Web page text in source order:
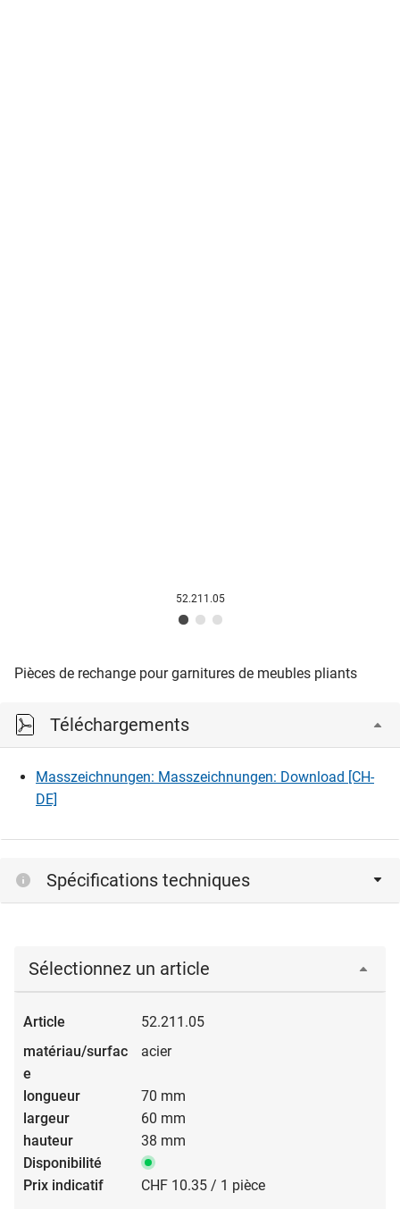
52.211.05
Pièces de rechange pour garnitures de meubles pliants
Téléchargements
Masszeichnungen: Masszeichnungen: Download [CH-
DE]
Spécifications techniques
Sélectionnez un article
52.211.05
acier
70 mm
60 mm
38 mm
CHF 10.35 / 1 pièce